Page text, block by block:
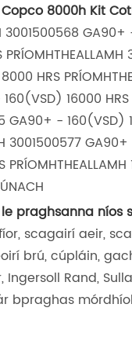
8000h Kit
3001500568
HRS
16000
- 160(VSD)
3001500577
le praghsanna níos
scagairí aeir,
brú, cúpláin,
Rand,
bpraghas